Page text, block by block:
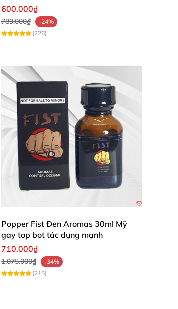
600.000₫
789.000₫
-24%
(226)
Popper Fist Đen Aromas 30ml Mỹ
gay top bot tác dụng mạnh
710.000₫
1.075.000₫
-34%
(215)